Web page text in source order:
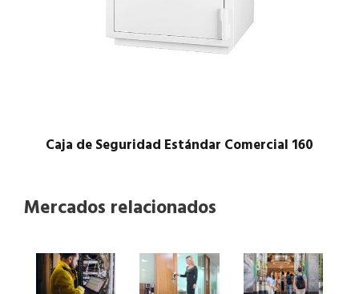
Caja de Seguridad Estándar Comercial 160
Mercados relacionados